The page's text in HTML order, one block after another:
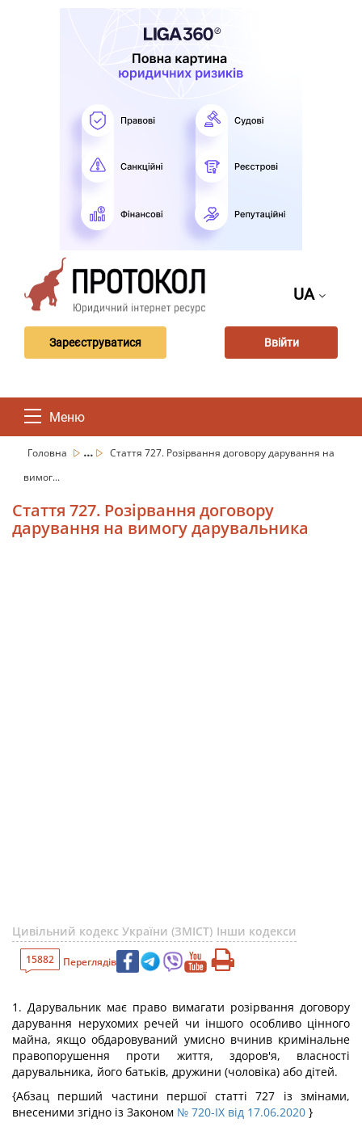
UA
Зареєструватися Ввійти
Меню
Головна ...
Стаття 727. Розірвання договору дарування на
вимог...
Стаття 727. Розірвання договору
дарування на вимогу дарувальника
Цивільний кодекс України (ЗМІСТ) Інши кодекси
15882 Переглядів
1. Дарувальник має право вимагати розірвання договору
дарування нерухомих речей чи іншого особливо цінного
майна, якщо обдаровуваний умисно вчинив кримінальне
правопорушення проти життя, здоров'я, власності
дарувальника, його батьків, дружини (чоловіка) або дітей.
{Абзац перший частини першої статті 727 із змінами,
внесеними згідно із Законом № 720-IX від 17.06.2020 }